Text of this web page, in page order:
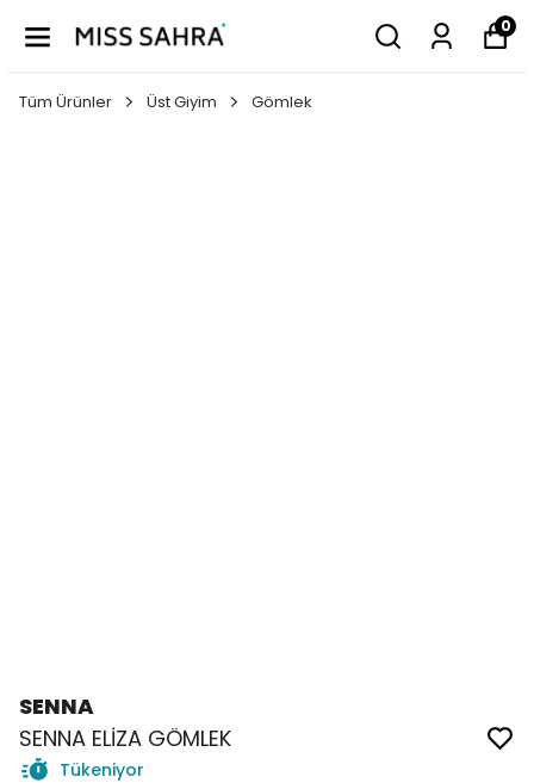
0
Tüm Ürünler Üst Giyim Gömlek
SENNA
SENNA ELİZA GÖMLEK
Tükeniyor